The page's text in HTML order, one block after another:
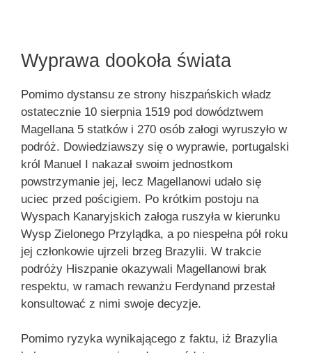
Wyprawa dookoła świata
Pomimo dystansu ze strony hiszpańskich władz
ostatecznie 10 sierpnia 1519 pod dowództwem
Magellana 5 statków i 270 osób załogi wyruszyło w
podróż. Dowiedziawszy się o wyprawie, portugalski
król Manuel I nakazał swoim jednostkom
powstrzymanie jej, lecz Magellanowi udało się
uciec przed pościgiem. Po krótkim postoju na
Wyspach Kanaryjskich załoga ruszyła w kierunku
Wysp Zielonego Przylądka, a po niespełna pół roku
jej członkowie ujrzeli brzeg Brazylii. W trakcie
podróży Hiszpanie okazywali Magellanowi brak
respektu, w ramach rewanżu Ferdynand przestał
konsultować z nimi swoje decyzje.
Pomimo ryzyka wynikającego z faktu, iż Brazylia